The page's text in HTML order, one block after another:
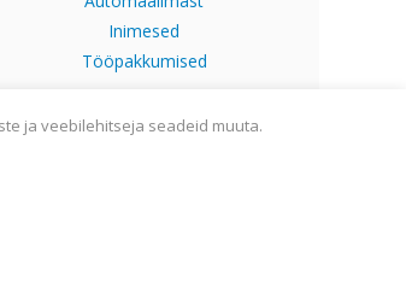
Inimesed
Tööpakkumised
ja veebilehitseja seadeid muuta.